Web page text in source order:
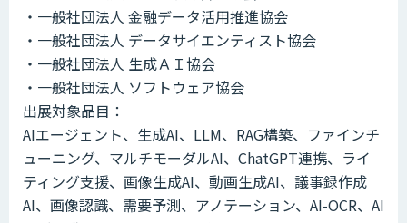
・一般社団法人 金融データ活用推進協会
・一般社団法人 データサイエンティスト協会
・一般社団法人 生成ＡＩ協会
・一般社団法人 ソフトウェア協会
出展対象品目：
AIエージェント、生成AI、LLM、RAG構築、ファインチ
ューニング、マルチモーダルAI、ChatGPT連携、ライ
ティング支援、画像生成AI、動画生成AI、議事録作成
AI、画像認識、需要予測、アノテーション、AI-OCR、AI